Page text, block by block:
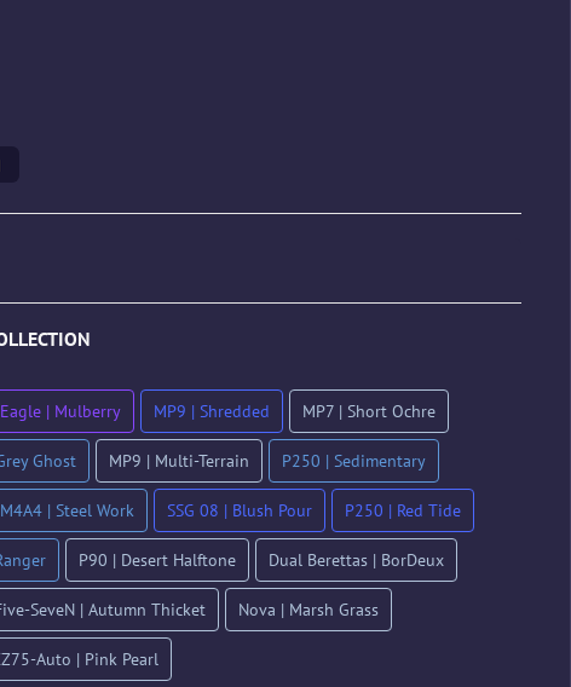
| Mulberry MP9 | Shredded MP7 | Short Ochre
Ghost MP9 | Multi-Terrain P250 | Sedimentary
M4A4 | Steel Work SSG 08 | Blush Pour P250 | Red Tide
P90 | Desert Halftone Dual Berettas | BorDeux
SeveN | Autumn Thicket Nova | Marsh Grass
Auto | Pink Pearl